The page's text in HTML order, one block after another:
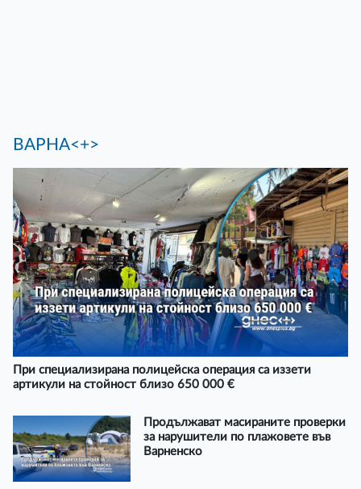
ВАРНА<+>
При специализирана полицейска операция са иззети
артикули на стойност близо 650 000 €
Продължават масираните проверки
за нарушители по плажовете във
Варненско